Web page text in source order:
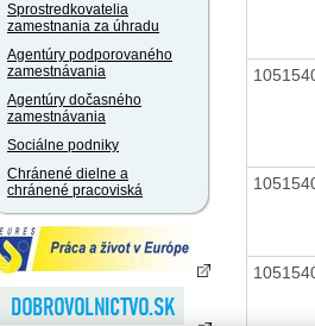
Sprostredkovatelia
zamestnania za úhradu
Agentúry podporovaného
zamestnávania
Agentúry dočasného
zamestnávania
Sociálne podniky
Chránené dielne a
chránené pracoviská